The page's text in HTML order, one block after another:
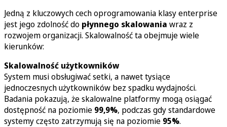
Jedną z kluczowych cech oprogramowania klasy enterprise
jest jego zdolność do płynnego skalowania wraz z
rozwojem organizacji. Skalowalność ta obejmuje wiele
kierunków:
Skalowalność użytkowników
System musi obsługiwać setki, a nawet tysiące
jednoczesnych użytkowników bez spadku wydajności.
Badania pokazują, że skalowalne platformy mogą osiągać
dostępność na poziomie 99,9%, podczas gdy standardowe
systemy często zatrzymują się na poziomie 95%.